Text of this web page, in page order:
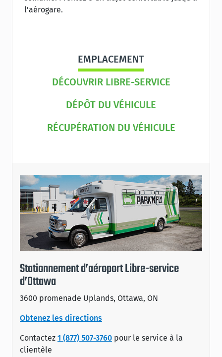
l’aérogare.
EMPLACEMENT
DÉCOUVRIR LIBRE-SERVICE
DÉPÔT DU VÉHICULE
RÉCUPÉRATION DU VÉHICULE
Stationnement d’aéroport Libre-service
d’Ottawa
3600 promenade Uplands, Ottawa, ON
Obtenez les directions
Contactez 1 (877) 507-3760 pour le service à la
clientèle